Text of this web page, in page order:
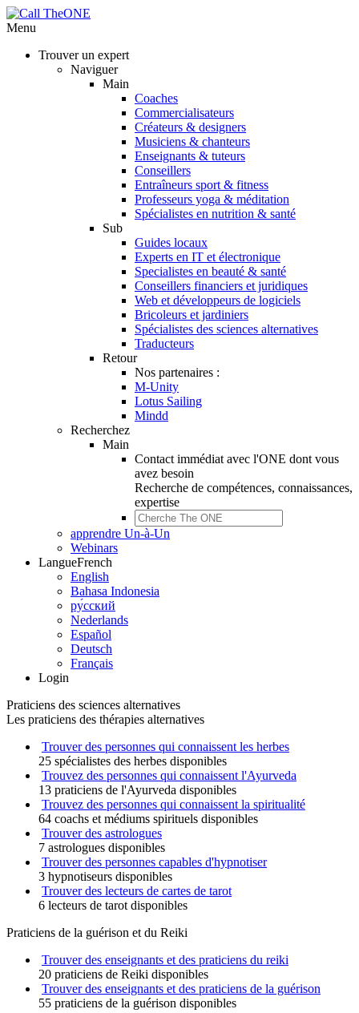
Menu
Trouver un expert
Naviguer
Main
Coaches
Commercialisateurs
Créateurs & designers
Musiciens & chanteurs
Enseignants & tuteurs
Conseillers
Entraîneurs sport & fitness
Professeurs yoga & méditation
Spécialistes en nutrition & santé
Sub
Guides locaux
Experts en IT et électronique
Specialistes en beauté & santé
Conseillers financiers et juridiques
Web et développeurs de logiciels
Bricoleurs et jardiniers
Spécialistes des sciences alternatives
Traducteurs
Retour
Nos partenaires :
M-Unity
Lotus Sailing
Mindd
Recherchez
Main
Contact immédiat avec l'ONE dont vous
avez besoin
Recherche de compétences, connaissances,
expertise
apprendre Un-à-Un
Webinars
LangueFrench
English
Bahasa Indonesia
ру́сский
Nederlands
Español
Deutsch
Français
Login
Praticiens des sciences alternatives
Les praticiens des thérapies alternatives
Trouver des personnes qui connaissent les herbes
25 spécialistes des herbes disponibles
Trouvez des personnes qui connaissent l'Ayurveda
13 praticiens de l'Ayurveda disponibles
Trouvez des personnes qui connaissent la spiritualité
64 coachs et médiums spirituels disponibles
Trouver des astrologues
7 astrologues disponibles
Trouver des personnes capables d'hypnotiser
3 hypnotiseurs disponibles
Trouver des lecteurs de cartes de tarot
6 lecteurs de tarot disponibles
Praticiens de la guérison et du Reiki
Trouver des enseignants et des praticiens du reiki
20 praticiens de Reiki disponibles
Trouver des enseignants et des praticiens de la guérison
55 praticiens de la guérison disponibles